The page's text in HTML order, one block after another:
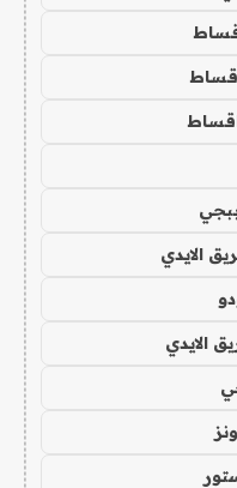
الايدي
الايدي